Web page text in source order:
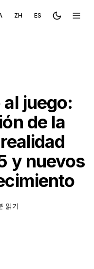
ZH ES Toggle메뉴
juego:
de la
y nuevos
읽기